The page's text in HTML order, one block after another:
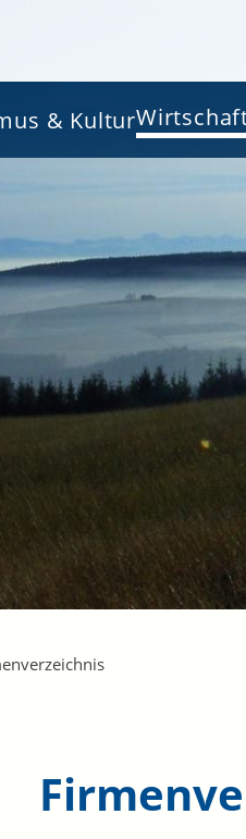
& Kultur